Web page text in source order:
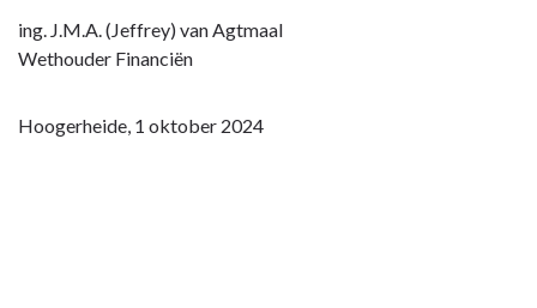
ing. J.M.A. (Jeffrey) van Agtmaal
Wethouder Financiën
Hoogerheide, 1 oktober 2024